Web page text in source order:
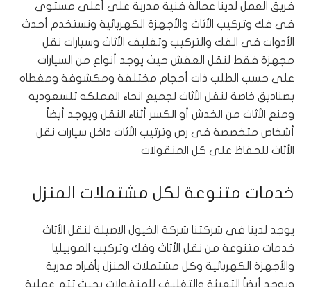
فريق العمل لدينا عمالة فنية مدربة على أعلى مستوى
فى فك وتركيب الأثاث والأجهزة الكهربائية ونستخدم أحدث
الأدوات فى الفك والتركيب وتغليف الأثاث وسيارات نقل
مجهزة فقط لنقل العفش حيث يوجد أنواع من السيارات
على حسب الطلب ذات أحجام مختلفة ومكشوفة ومغطاه
بصناديق خاصة لنقل الأثاث لجميع انحاء المملكه تلسعوديه
ومنع الأثاث من الخدش أو الكسر أثناء النقل ويوجد أيضاً
أشخاص متخصصة فى رص وترتيب الأثاث داخل سيارات نقل
الأثاث للحفاظ على كل المنقولات
خدمات متنوعة لكل مشتملات المنزل
يوجد لدينا فى شركتنا شركة الخيول الاصيلة لنقل الأثاث
خدمات متنوعة من نقل الأثاث وفك وتركيب الموبيليا
والأجهزة الكهربائية وكل مشتملات المنزل بأفراد مدربة
ويوجد أيضاً التعبئة والتغليف للمنقولات بحيث تتم عملية